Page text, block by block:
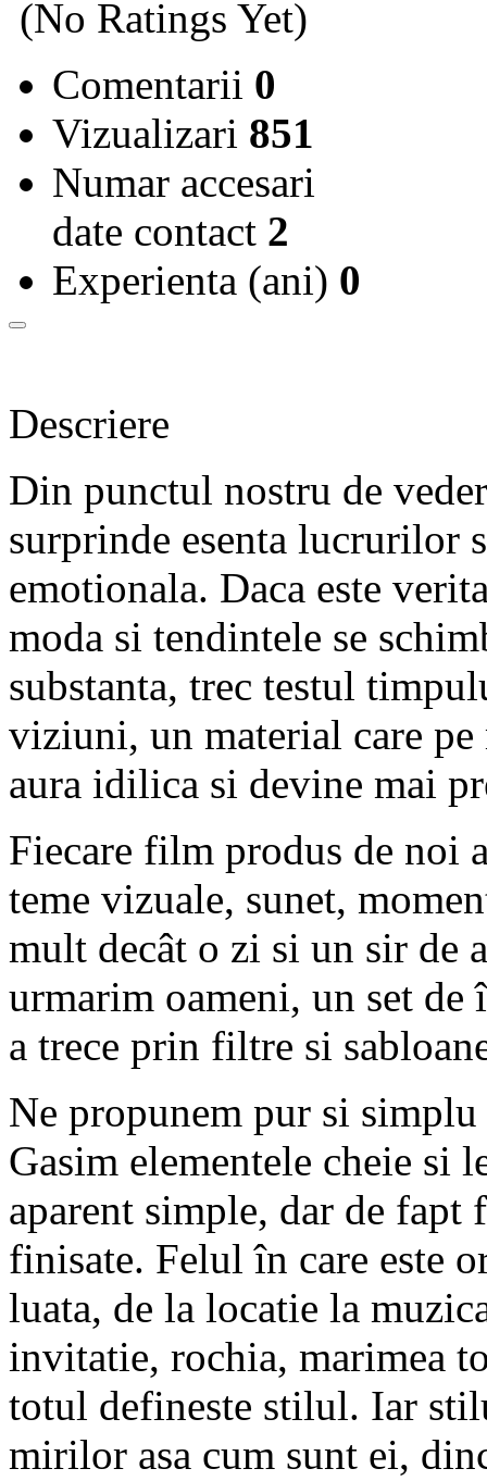
(No Ratings Yet)
Comentarii 0
Vizualizari 851
Numar accesari
date contact 2
Experienta (ani) 0
Descriere
Din punctul nostru de
surprinde esenta lucrurilor
emotionala. Daca este
moda si tendintele se
substanta, trec testul
viziuni, un material care pe
aura idilica si devine mai
Fiecare film produs de noi
teme vizuale, sunet,
mult decât o zi si un sir de
urmarim oameni, un set de
a trece prin filtre si
Ne propunem pur si
Gasim elementele cheie si
aparent simple, dar de fapt
finisate. Felul în care este
luata, de la locatie la
invitatie, rochia, marimea
totul defineste stilul. Iar
mirilor asa cum sunt ei,